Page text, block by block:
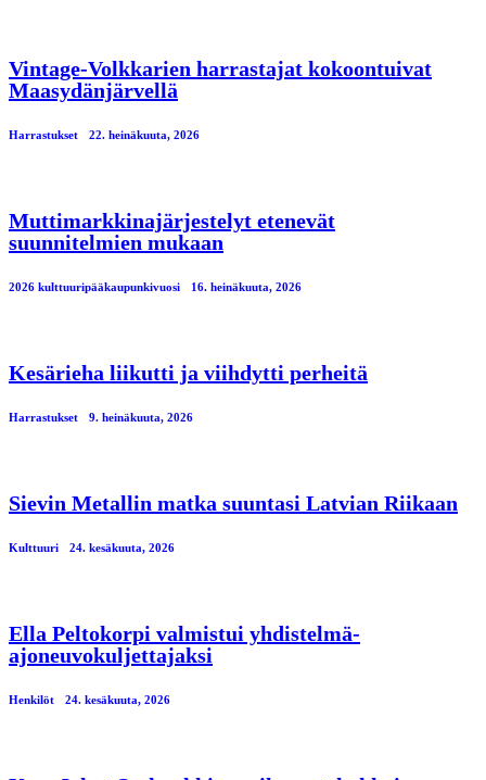
Vintage-Volkkarien harrastajat kokoontuivat
Maasydänjärvellä
Harrastukset 22. heinäkuuta, 2026
Muttimarkkinajärjestelyt etenevät
suunnitelmien mukaan
2026 kulttuuripääkaupunkivuosi 16. heinäkuuta, 2026
Kesärieha liikutti ja viihdytti perheitä
Harrastukset 9. heinäkuuta, 2026
Sievin Metallin matka suuntasi Latvian Riikaan
Kulttuuri 24. kesäkuuta, 2026
Ella Peltokorpi valmistui yhdistelmä-
ajoneuvokuljettajaksi
Henkilöt 24. kesäkuuta, 2026